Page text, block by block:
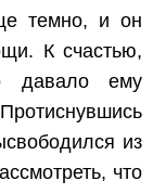
темно, и он
К счастью,
давало ему
из
что